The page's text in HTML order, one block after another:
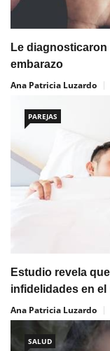
Le
embarazo
Ana Patricia Luzardo
PAREJAS
Estudio revela
infidelidades en el
Ana Patricia Luzardo
SALUD